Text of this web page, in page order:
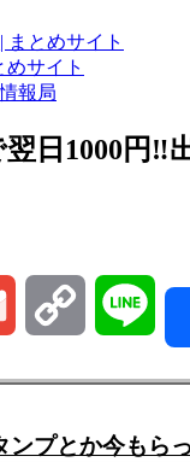
まとめサイト
めサイト
報局
日1000円‼️
Gmail Copy
ンプとか今も